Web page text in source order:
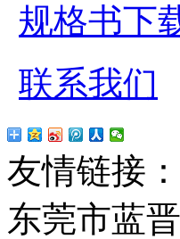
规格书下
联系我们
友情链接：
东莞市蓝